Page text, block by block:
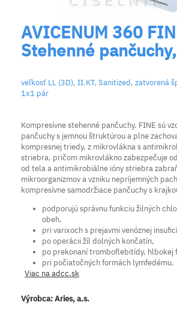
AVICENUM 360
Stehenné
veľkosť LL (3D), II.KT, Sanitized, zatvorená
1x1 pár
Kompresívne stehenné pančuchy. FINE sú
pančuchy s jemnou štruktúrou a plne
kompresnej triedy, z mikrovlákna s
striebra, pričom mikrovlákno zabezpečuje
od tela a antimikrobiálne ióny striebra
mikroorganizmov a vzniku nepríjemných
kompresívne samodržiace pančuchy s
podporujú správnu funkciu žilných
obeh,
pri varixoch s prejavmi venóznej
po operácii žíl dolných končatín,
po prekonaní tromboflebitídy, hlbokej
pri počiatočných formách lymfedému.
Viac na adcc.sk
Výrobca:Aries, a.s.